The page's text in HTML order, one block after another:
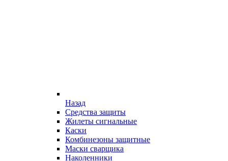
Назад
Средства защиты
Жилеты сигнальные
Каски
Комбинезоны защитные
Маски сварщика
Наколенники